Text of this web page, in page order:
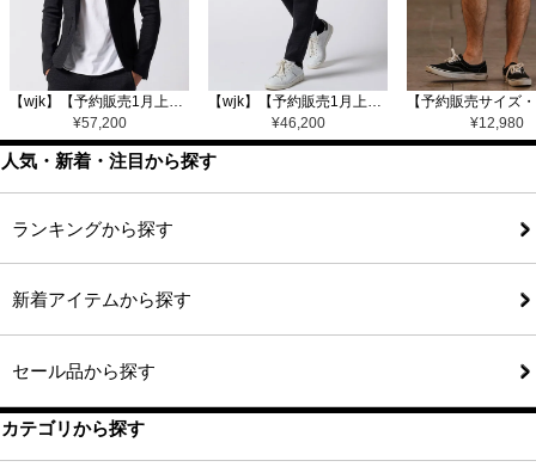
【wjk】【予約販売1月上旬～中旬入荷】function knit jacket(jacquard check) ニットジャケット(207 mw08j)
¥57,200
【wjk】【予約販売1月上旬～中旬入荷】function knit easy slacks(jacquard check) ニットイージーパンツ(504 mw08j)
¥46,200 ¥12,980
人気・新着・注目から探す
ランキングから探す
新着アイテムから探す
セール品から探す
カテゴリから探す